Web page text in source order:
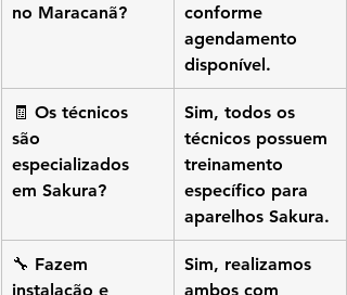
no Maracanã?
conforme
agendamento
disponível.
🧾 Os técnicos
são
especializados
em Sakura?
Sim, todos os
técnicos possuem
treinamento
específico para
aparelhos Sakura.
🔧 Fazem
instalação e
Sim, realizamos
ambos com